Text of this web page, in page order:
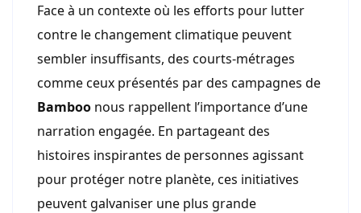
Face à un contexte où les efforts pour lutter
contre le changement climatique peuvent
sembler insuffisants, des courts-métrages
comme ceux présentés par des campagnes de
Bamboo nous rappellent l’importance d’une
narration engagée. En partageant des
histoires inspirantes de personnes agissant
pour protéger notre planète, ces initiatives
peuvent galvaniser une plus grande